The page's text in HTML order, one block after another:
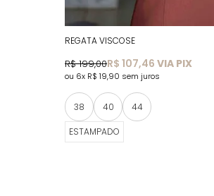
REGATA VISCOSE
R$ 107,46 VIA PIX
R$ 199,00
6x R$ 19,90 sem juros
38 40 44
ESTAMPADO